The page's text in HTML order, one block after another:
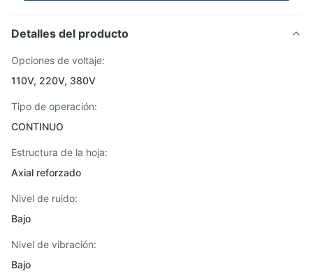
Detalles del producto
Opciones de voltaje:
110V, 220V, 380V
Tipo de operación:
CONTINUO
Estructura de la hoja:
Axial reforzado
Nivel de ruido:
Bajo
Nivel de vibración:
Bajo